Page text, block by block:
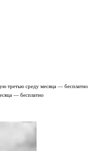
третью среду месяца — бесплатно
— бесплатно